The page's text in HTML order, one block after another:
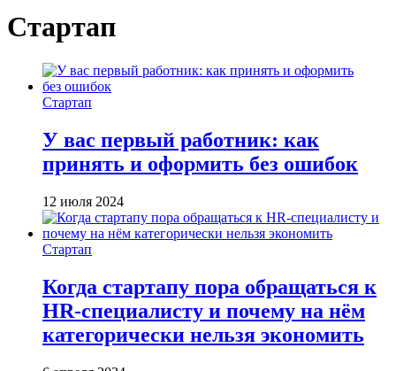
Стартап
Стартап
У вас первый работник: как
принять и оформить без ошибок
12 июля 2024
Стартап
Когда стартапу пора обращаться к
HR-специалисту и почему на нём
категорически нельзя экономить